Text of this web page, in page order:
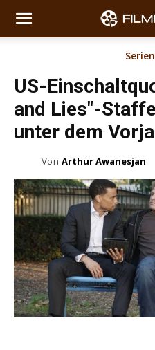
US-
and Lies"-
unter dem
Von Arthur Awanesjan